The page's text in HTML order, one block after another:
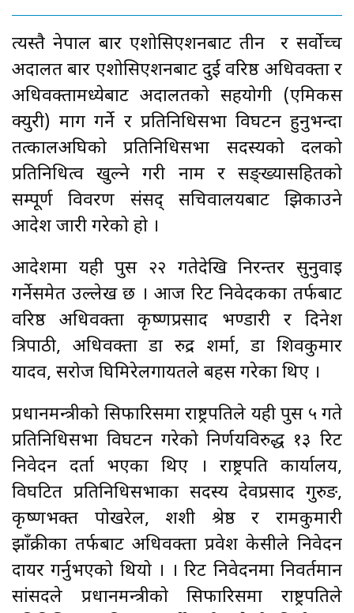
त्यस्तै नेपाल बार एशोसिएशनबाट तीन र सर्वोच्च
अदालत बार एशोसिएशनबाट दुई वरिष्ठ अधिवक्ता र
अधिवक्तामध्येबाट अदालतको सहयोगी (एमिकस
क्युरी) माग गर्ने र प्रतिनिधिसभा विघटन हुनुभन्दा
तत्कालअघिको प्रतिनिधिसभा सदस्यको दलको
प्रतिनिधित्व खुल्ने गरी नाम र सङ्ख्यासहितको
सम्पूर्ण विवरण संसद् सचिवालयबाट झिकाउने
आदेश जारी गरेको हो ।
आदेशमा यही पुस २२ गतेदेखि निरन्तर सुनुवाइ
गर्नेसमेत उल्लेख छ । आज रिट निवेदकका तर्फबाट
वरिष्ठ अधिवक्ता कृष्णप्रसाद भण्डारी र दिनेश
त्रिपाठी, अधिवक्ता डा रुद्र शर्मा, डा शिवकुमार
यादव, सरोज घिमिरेलगायतले बहस गरेका थिए ।
प्रधानमन्त्रीको सिफारिसमा राष्ट्रपतिले यही पुस ५ गते
प्रतिनिधिसभा विघटन गरेको निर्णयविरुद्ध १३ रिट
निवेदन दर्ता भएका थिए । राष्ट्रपति कार्यालय,
विघटित प्रतिनिधिसभाका सदस्य देवप्रसाद गुरुङ,
कृष्णभक्त पोखरेल, शशी श्रेष्ठ र रामकुमारी
झाँक्रीका तर्फबाट अधिवक्ता प्रवेश केसीले निवेदन
दायर गर्नुभएको थियो । । रिट निवेदनमा निवर्तमान
सांसदले प्रधानमन्त्रीको सिफारिसमा राष्ट्रपतिले